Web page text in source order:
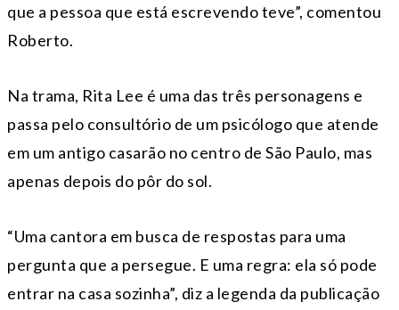
que a pessoa que está escrevendo teve”, comentou
Roberto.
Na trama, Rita Lee é uma das três personagens e
passa pelo consultório de um psicólogo que atende
em um antigo casarão no centro de São Paulo, mas
apenas depois do pôr do sol.
“Uma cantora em busca de respostas para uma
pergunta que a persegue. E uma regra: ela só pode
entrar na casa sozinha”, diz a legenda da publicação